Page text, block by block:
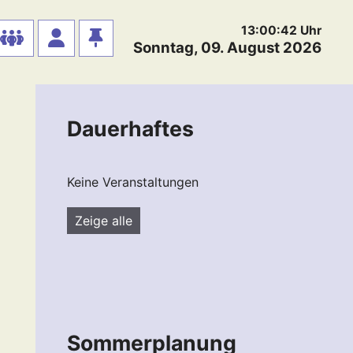
13:00:43 Uhr
Sonntag, 09. August 2026
Dauerhaftes
Keine Veranstaltungen
Zeige alle
Sommerplanung